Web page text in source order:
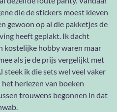
die de stickers moest kleven
gewoon op al die pakketjes de
heeft geplakt. Ik dacht
kostelijke hobby waren maar
als je de prijs vergelijkt met
steek ik die sets wel veel vaker
herlezen van boeken
trouwens begonnen in dat